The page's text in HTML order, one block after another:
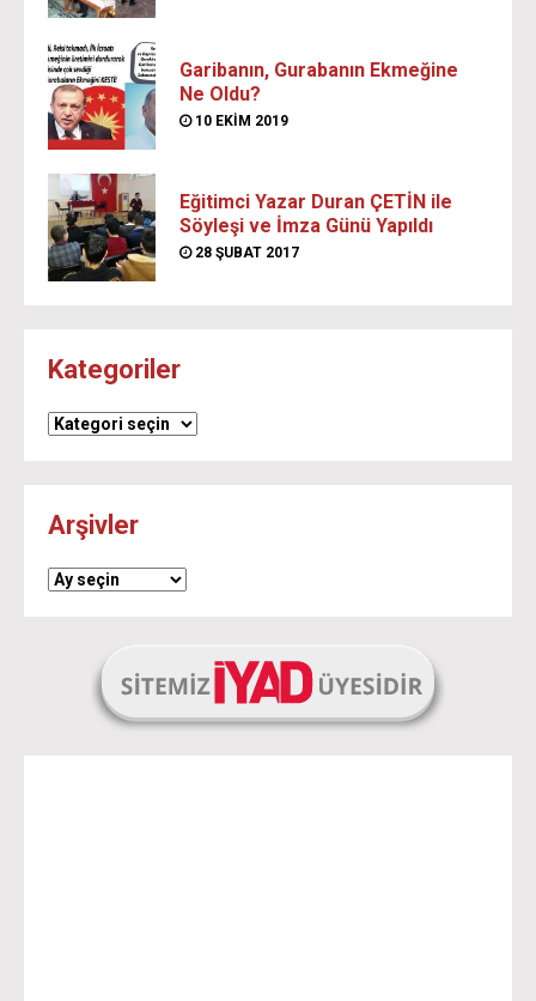
Garibanın, Gurabanın Ekmeğine
Ne Oldu?
10 EKIM 2019
Eğitimci Yazar Duran ÇETİN ile
Söyleşi ve İmza Günü Yapıldı
28 ŞUBAT 2017
Kategoriler
Kategoriler
Arşivler
Arşivler